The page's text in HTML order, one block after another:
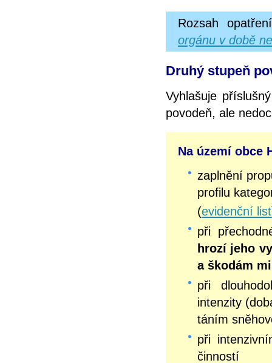
Rozsah
orgánu v době
Druhý stupeň
Vyhlašuje
povodeň, ale
Na území obce
zaplnění
profilu
(evidenční list
při
hrozí jeho
a škodám
při
intenzity
táním
při
činností